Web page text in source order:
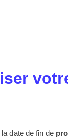
la date de fin de